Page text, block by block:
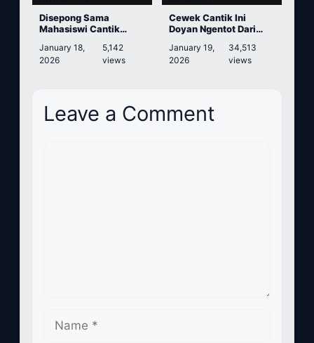
Disepong Sama
Mahasiswi Cantik
January 18,
2026
5,142
views
Cewek Cantik Ini
Doyan Ngentot Dari
January 19,
2026
34,513
views
Leave a Comment
Name